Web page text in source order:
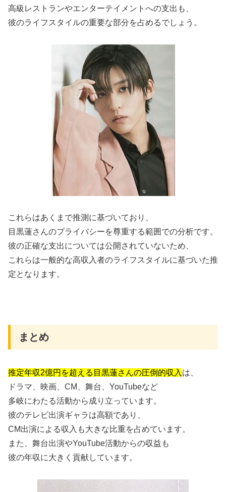
高級レストランやエンターテイメントへの支出も、
彼のライフスタイルの重要な部分を占めるでしょう。
これらはあくまで推測に基づいており、
目黒蓮さんのプライバシーを尊重する範囲での分析です。
彼の正確な支出については公開されていないため、
これらは一般的な高収入者のライフスタイルに基づいた推
定となります。
まとめ
推定年収2億円を超える目黒蓮さんの圧倒的収入 は、
ドラマ、映画、CM、舞台、YouTubeなど
多岐にわたる活動から成り立っています。
彼のテレビ出演ギャラは高額であり、
CM出演による収入も大きな比重を占めています。
また、舞台出演やYouTube活動からの収益も
彼の年収に大きく貢献しています。